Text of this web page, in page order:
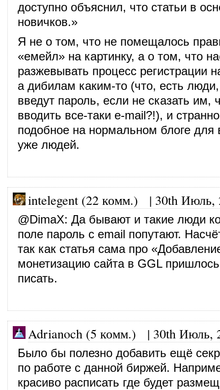
доступно объяснил, что статьи в
новичков.»
Я не о том, что не помещалось
«емейл» на картинку, а о том, что
разжевывать процесс регистрации
а дибилам каким-то (что, есть
введут пароль, если не сказать им,
вводить все-таки e-mail?!), и
подобное на нормальном блоге для
уже людей.
intelegent (22 комм.) | 30th Июль,
@DimaX: Да бывают и такие люди
поле пароль с email попутают.
так как статья сама про
монетизацию сайта в GGL
писать.
Adrianoch (5 комм.) | 30th Июль,
Было бы полезно добавить ещё
по работе с данной биржей.
красиво расписать где будет